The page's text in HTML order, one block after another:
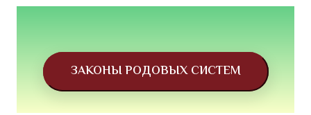
ЗАКОНЫ РОДОВЫХ СИСТЕМ